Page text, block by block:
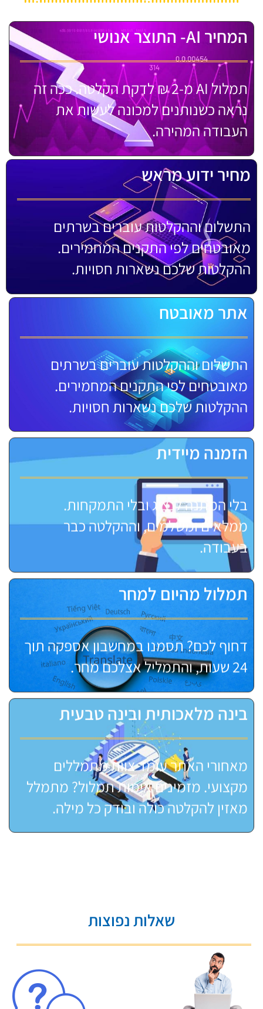
המחיר AI- התוצר אנושי
תמלול AI מ-2 ₪ לדקת הקלטה. ככה זה
נראה כשנותנים למכונה לעשות את
העבודה המהירה.
מחיר ידוע מראש
התשלום וההקלטות עוברים בשרתים
מאובטחים לפי התקנים המחמירים.
ההקלטות שלכם נשארות חסויות.
אתר מאובטח
התשלום וההקלטות עוברים בשרתים
מאובטחים לפי התקנים המחמירים.
ההקלטות שלכם נשארות חסויות.
הזמנה מיידית
בלי המתנה לנציג ובלי התמקחות.
ממלאים ומשלמים, וההקלטה כבר
בעבודה.
תמלול מהיום למחר
דחוף לכם? תסמנו במחשבון אספקה תוך
24 שעות, והתמליל אצלכם מחר.
בינה מלאכותית ובינה טבעית
מאחורי האתר עומד צוות מתמללים
מקצועי. מזמינים אימות תמלול? מתמלל
מאזין להקלטה כולה ובודק כל מילה.
שאלות נפוצות